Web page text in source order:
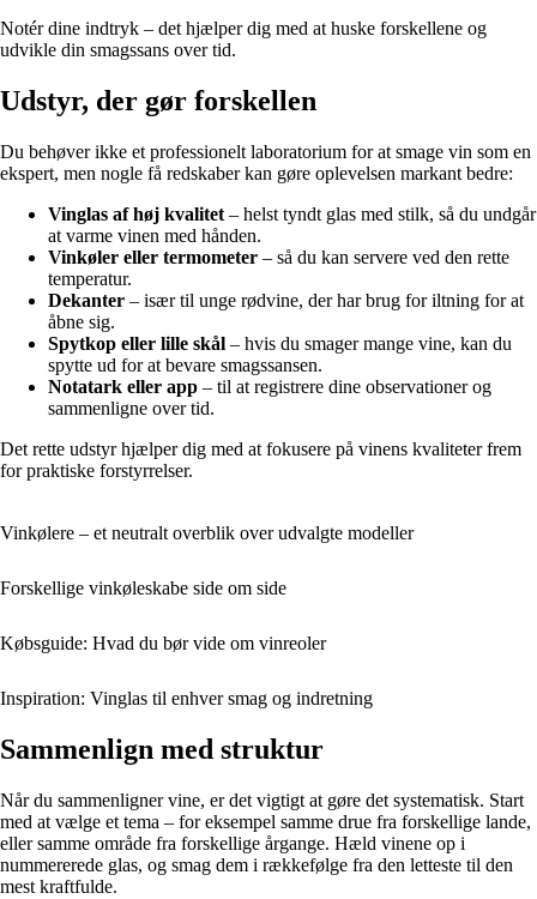
Notér dine indtryk – det hjælper dig med at huske forskellene og
udvikle din smagssans over tid.
Udstyr, der gør forskellen
Du behøver ikke et professionelt laboratorium for at smage vin som en
ekspert, men nogle få redskaber kan gøre oplevelsen markant bedre:
Vinglas af høj kvalitet – helst tyndt glas med stilk, så du undgår
at varme vinen med hånden.
Vinkøler eller termometer – så du kan servere ved den rette
temperatur.
Dekanter – især til unge rødvine, der har brug for iltning for at
åbne sig.
Spytkop eller lille skål – hvis du smager mange vine, kan du
spytte ud for at bevare smagssansen.
Notatark eller app – til at registrere dine observationer og
sammenligne over tid.
Det rette udstyr hjælper dig med at fokusere på vinens kvaliteter frem
for praktiske forstyrrelser.
Vinkølere – et neutralt overblik over udvalgte modeller
Forskellige vinkøleskabe side om side
Købsguide: Hvad du bør vide om vinreoler
Inspiration: Vinglas til enhver smag og indretning
Sammenlign med struktur
Når du sammenligner vine, er det vigtigt at gøre det systematisk. Start
med at vælge et tema – for eksempel samme drue fra forskellige lande,
eller samme område fra forskellige årgange. Hæld vinene op i
nummererede glas, og smag dem i rækkefølge fra den letteste til den
mest kraftfulde.